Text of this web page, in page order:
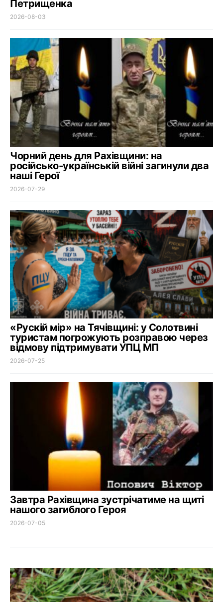
Петрищенка
2026-08-03
Чорний день для Рахівщини: на
російсько-українській війні загинули два
наші Герої
2026-07-29
«Рускій мір» на Тячівщині: у Солотвині
туристам погрожують розправою через
відмову підтримувати УПЦ МП
2026-07-25
Завтра Рахівщина зустрічатиме на щиті
нашого загиблого Героя
2026-07-05